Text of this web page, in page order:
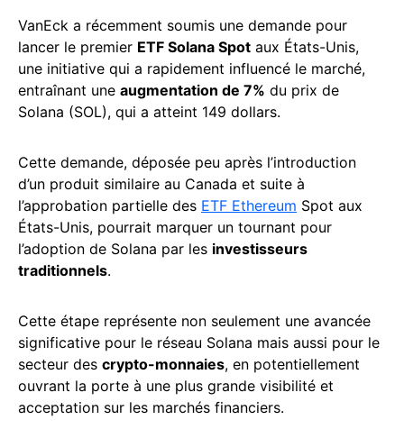
VanEck a récemment soumis une demande pour
lancer le premier ETF Solana Spot aux États-Unis,
une initiative qui a rapidement influencé le marché,
entraînant une augmentation de 7% du prix de
Solana (SOL), qui a atteint 149 dollars.
Cette demande, déposée peu après l’introduction
d’un produit similaire au Canada et suite à
l’approbation partielle des ETF Ethereum Spot aux
États-Unis, pourrait marquer un tournant pour
l’adoption de Solana par les investisseurs
traditionnels.
Cette étape représente non seulement une avancée
significative pour le réseau Solana mais aussi pour le
secteur des crypto-monnaies, en potentiellement
ouvrant la porte à une plus grande visibilité et
acceptation sur les marchés financiers.